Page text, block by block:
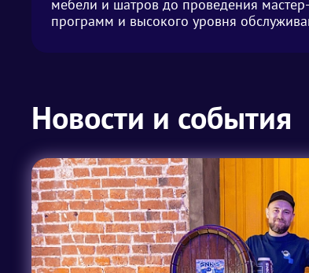
мебели и шатров до проведения
программ и высокого уровня
Новости и события